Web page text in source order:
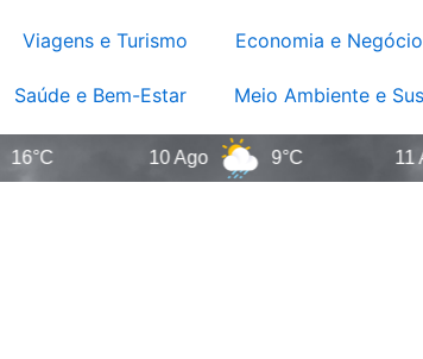
m
Viagens e Turismo Economia e
Saúde e Bem-Estar Meio Ambiente e
10 Ago 9°C 11 Ago